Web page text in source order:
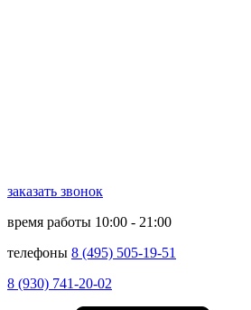
заказать звонок
время работы 10:00 - 21:00
телефоны 8 (495) 505-19-51
8 (930) 741-20-02